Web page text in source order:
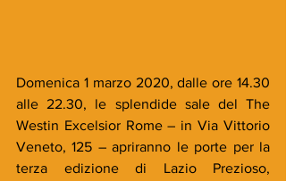
Domenica 1 marzo 2020, dalle ore 14.30
alle 22.30, le splendide sale del The
Westin Excelsior Rome – in Via Vittorio
Veneto, 125 – apriranno le porte per la
terza edizione di Lazio Prezioso,